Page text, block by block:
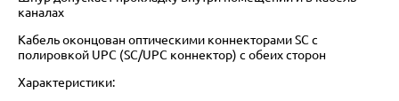
каналах
Кабель оконцован оптическими коннекторами SC с
полировкой UPC (SC/UPC коннектор) с обеих сторон
Характеристики: